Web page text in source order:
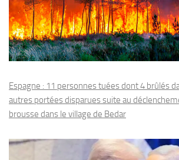
Espagne : 11 personnes tuées dont 4 brûlés
autres portées disparues suite au
brousse dans le village de Bedar